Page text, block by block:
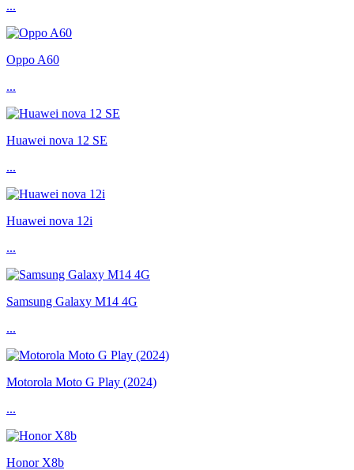
...
Oppo A60
...
Huawei nova 12 SE
...
Huawei nova 12i
...
Samsung Galaxy M14 4G
...
Motorola Moto G Play (2024)
...
Honor X8b